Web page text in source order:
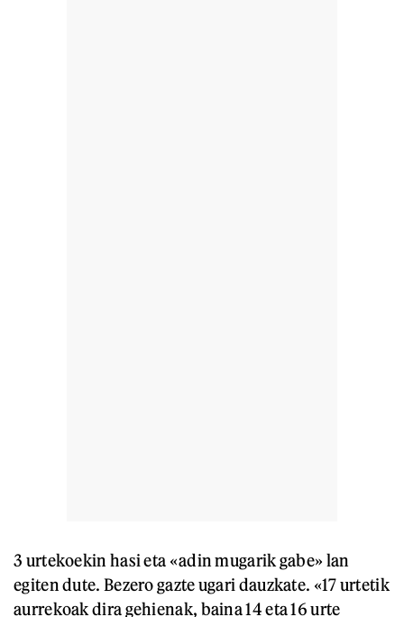
3 urtekoekin hasi eta «adin mugarik gabe» lan
egiten dute. Bezero gazte ugari dauzkate. «17 urtetik
aurrekoak dira gehienak, baina 14 eta 16 urte